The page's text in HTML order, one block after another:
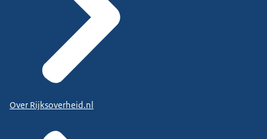
Over Rijksoverheid.nl